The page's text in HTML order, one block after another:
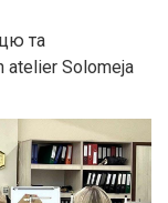
та
atelier Solomeja